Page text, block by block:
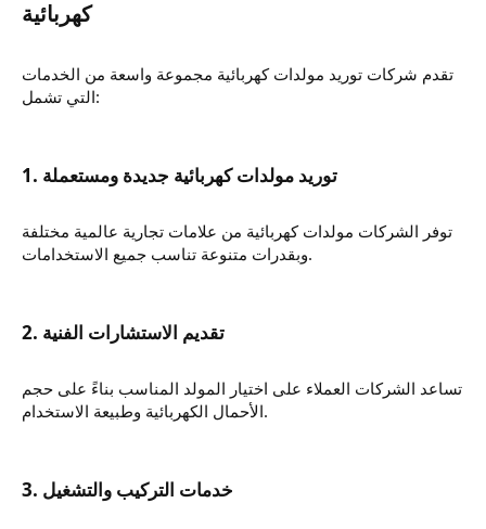
تقدم شركات توريد مولدات كهربائية مجموعة واسعة من الخدمات
التي تشمل:
توفر الشركات مولدات كهربائية من علامات تجارية عالمية مختلفة
وبقدرات متنوعة تناسب جميع الاستخدامات.
تساعد الشركات العملاء على اختيار المولد المناسب بناءً على حجم
الأحمال الكهربائية وطبيعة الاستخدام.